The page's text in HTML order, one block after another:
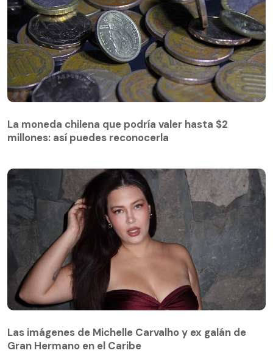
La moneda chilena que podría valer hasta $2
millones: así puedes reconocerla
Las imágenes de Michelle Carvalho y ex galán de
Gran Hermano en el Caribe